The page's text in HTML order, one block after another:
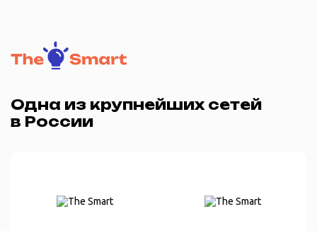
Одна из крупнейших сетей
в России